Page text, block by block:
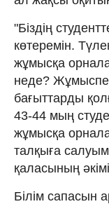
"Біздің
көтеремін.
жұмысқа
неде?
бағыттарды
43-44 мың
жұмысқа
талқыға
қаласының
Білім сапасын